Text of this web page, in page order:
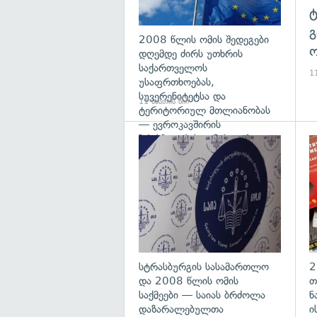
2008 წლის ომის შედეგები
დღემდე ძირს უთხრის
საქართველოს
უსაფრთხოებას,
სუვერენიტეტსა და
ტერიტორიულ მთლიანობას
— ევროკავშირის
პრესპიკერის განცხადება
11 საათის წინ
სტრასბურგის სასამართლო
და 2008 წლის ომის
საქმეები — საიას ბრძოლა
დაზარალებულთა